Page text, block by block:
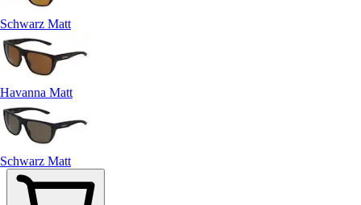
Schwarz Matt
Havanna Matt
Schwarz Matt